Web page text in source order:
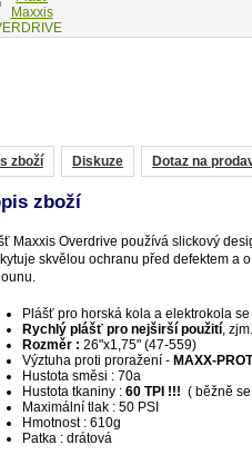
zboží Diskuze Dotaz na
zboží
Maxxis Overdrive používá slickový
skvělou ochranu před defektem a
Plášť pro horská kola a elektrokola
Rychlý plášť pro nejširší použití,
Rozměr : 26"x1,75" (47-559)
Výztuha proti proražení - MAXX-
Hustota směsi : 70a
Hustota tkaniny : 60 TPI !!! ( běžně
Maximální tlak : 50 PSI
Hmotnost : 610g
Patka : drátová